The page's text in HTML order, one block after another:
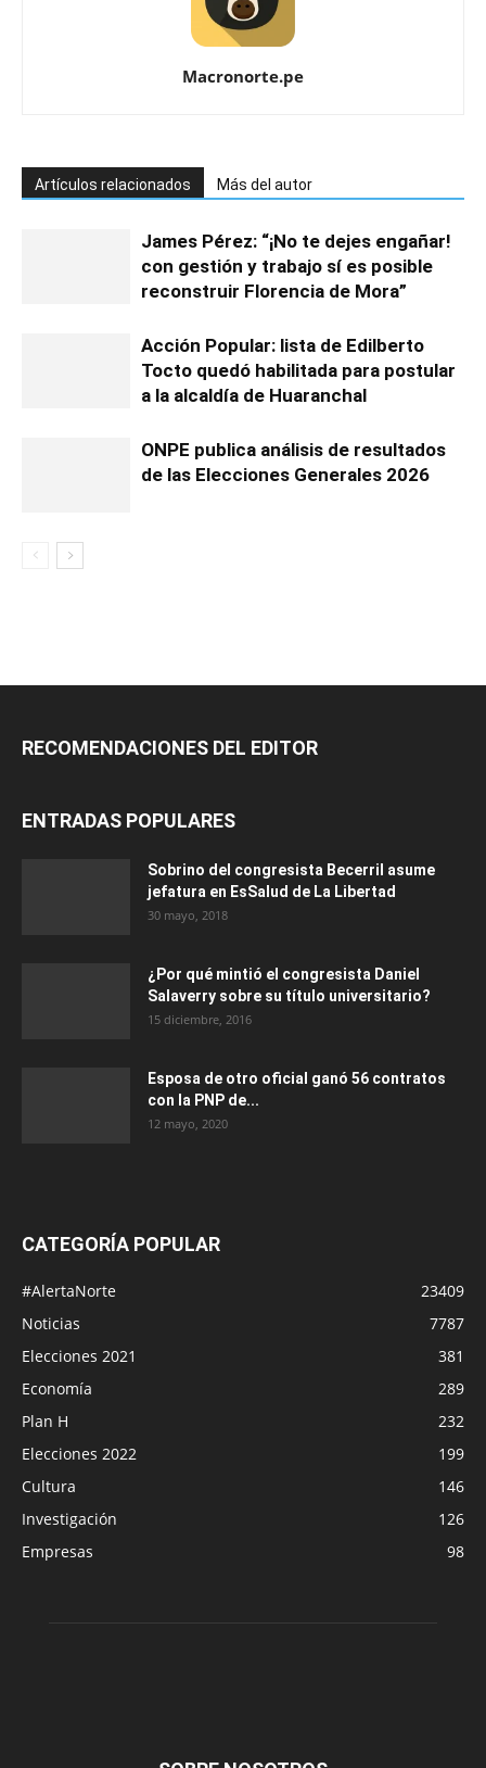
Macronorte.pe
Artículos relacionados Más del autor
James Pérez: “¡No te dejes engañar!
con gestión y trabajo sí es posible
reconstruir Florencia de Mora”
Acción Popular: lista de Edilberto
Tocto quedó habilitada para postular
a la alcaldía de Huaranchal
ONPE publica análisis de resultados
de las Elecciones Generales 2026
RECOMENDACIONES DEL EDITOR
ENTRADAS POPULARES
Sobrino del congresista Becerril asume
jefatura en EsSalud de La Libertad
30 mayo, 2018
¿Por qué mintió el congresista Daniel
Salaverry sobre su título universitario?
15 diciembre, 2016
Esposa de otro oficial ganó 56 contratos
con la PNP de...
12 mayo, 2020
CATEGORÍA POPULAR
#AlertaNorte
23409
Noticias
7787
Elecciones 2021
381
Economía
289
Plan H
232
Elecciones 2022
199
Cultura
146
Investigación
126
Empresas
98